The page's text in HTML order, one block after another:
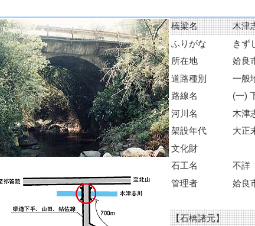
橋梁名
木津
ふりがな
きず
所在地
姶良
道路種別
一般
路線名
(一)
河川名
木津
架設年代
大正
文化財
石工名
不詳
管理者
姶良
【石橋諸元】